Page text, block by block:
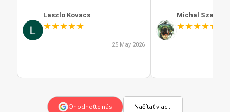
Laszlo Kovacs
★★★★★
25 May 2026
Michal Szabo
★★★★★
Ohodnoťte nás Načítať viac...